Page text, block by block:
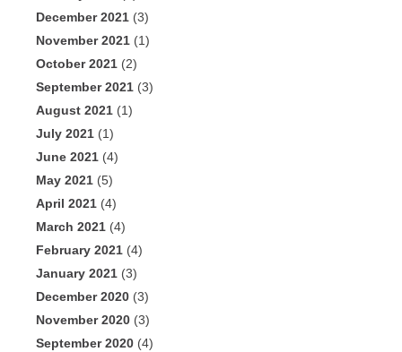
December 2021 (3)
November 2021 (1)
October 2021 (2)
September 2021 (3)
August 2021 (1)
July 2021 (1)
June 2021 (4)
May 2021 (5)
April 2021 (4)
March 2021 (4)
February 2021 (4)
January 2021 (3)
December 2020 (3)
November 2020 (3)
September 2020 (4)